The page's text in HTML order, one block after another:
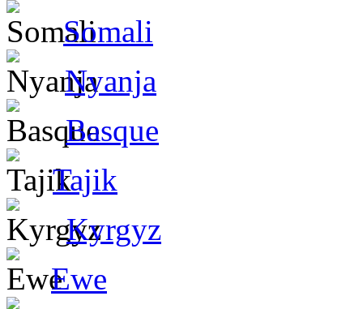
Somali
Nyanja
Basque
Tajik
Kyrgyz
Ewe